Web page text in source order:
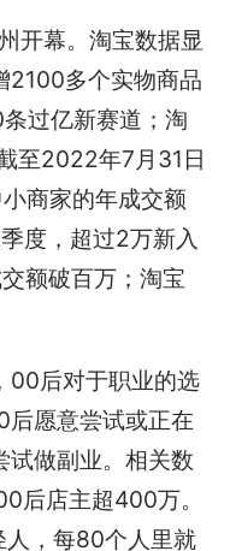
开幕。淘宝数据显
2100多个实物商品
过亿新赛道；淘
至2022年7月31日
商家的年成交额
度，超过2万新入
额破百万；淘宝
00后对于职业的选
后愿意尝试或正在
试做副业。相关数
后店主超400万。
，每80个人里就